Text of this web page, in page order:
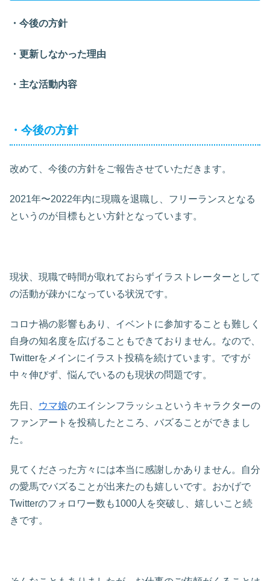
・今後の方針
・更新しなかった理由
・主な活動内容
・今後の方針
改めて、今後の方針をご報告させていただきます。
2021年〜2022年内に現職を退職し、フリーランスとなる
というのが目標もとい方針となっています。
現状、現職で時間が取れておらずイラストレーターとして
の活動が疎かになっている状況です。
コロナ禍の影響もあり、イベントに参加することも難しく
自身の知名度を広げることもできておりません。なので、
Twitterをメインにイラスト投稿を続けています。ですが
中々伸びず、悩んでいるのも現状の問題です。
先日、 ウマ娘のエイシンフラッシュというキャラクターの
ファンアートを投稿したところ、バズることができまし
た。
見てくださった方々には本当に感謝しかありません。自分
の愛馬でバズることが出来たのも嬉しいです。おかげで
Twitterのフォロワー数も1000人を突破し、嬉しいこと続
きです。